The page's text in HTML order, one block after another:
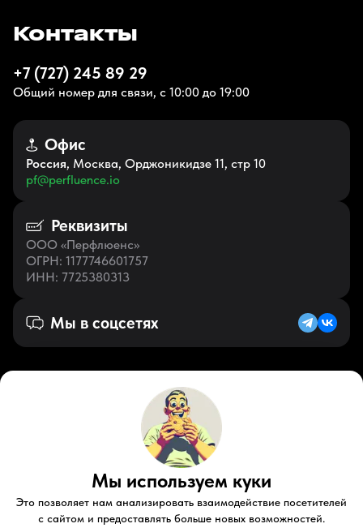
Контакты
+7 (727) 245 89 29
Общий номер для связи, с 10:00 до 19:00
Офис
Россия, Москва, Орджоникидзе 11, стр 10
pf@perfluence.io
Реквизиты
ООО «Перфлюенс»
ОГРН: 1177746601757
ИНН: 7725380313
Мы в соцсетях
Русский (KZ)
ZenYoutubeTelegramTiktokКонтакты
Правовые документыУсловия использования
Пользовательское соглашение
Мы используем куки
Это позволяет нам анализировать взаимодействие посетителей
с сайтом и предоставлять больше новых возможностей.